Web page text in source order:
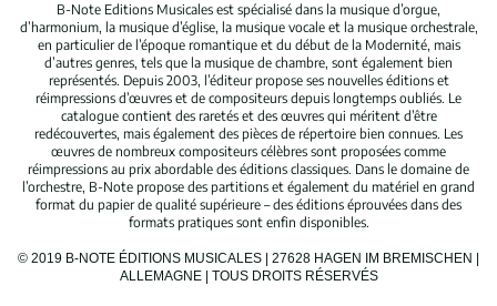
B-Note Editions Musicales est spécialisé dans la musique d’orgue,
d’harmonium, la musique d’église, la musique vocale et la musique orchestrale,
en particulier de l’époque romantique et du début de la Modernité, mais
d’autres genres, tels que la musique de chambre, sont également bien
représentés. Depuis 2003, l’éditeur propose ses nouvelles éditions et
réimpressions d’œuvres et de compositeurs depuis longtemps oubliés. Le
catalogue contient des raretés et des œuvres qui méritent d’être
redécouvertes, mais également des pièces de répertoire bien connues. Les
œuvres de nombreux compositeurs célèbres sont proposées comme
réimpressions au prix abordable des éditions classiques. Dans le domaine de
l’orchestre, B-Note propose des partitions et également du matériel en grand
format du papier de qualité supérieure – des éditions éprouvées dans des
formats pratiques sont enfin disponibles.
© 2019 B-NOTE ÉDITIONS MUSICALES | 27628 HAGEN IM BREMISCHEN |
ALLEMAGNE | TOUS DROITS RÉSERVÉS